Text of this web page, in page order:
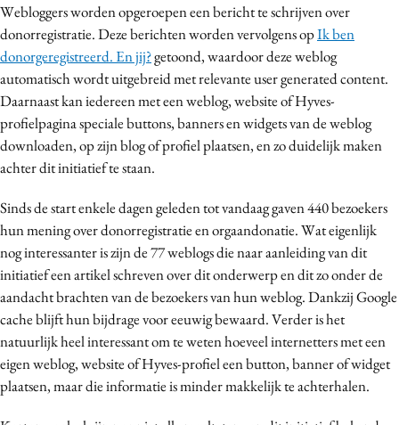
Martech
Media
Merkstrategie
PR
Programmatic
Purpose Marketing
Reputatie & crisis
Webloggers worden opgeroepen een bericht te schrijven over
donorregistratie. Deze berichten worden vervolgens opIk ben
donorgeregistreerd. En jij?getoond, waardoor deze weblog
automatisch wordt uitgebreid met relevante user generated content.
Daarnaast kan iedereen met een weblog, website of Hyves-
profielpagina speciale buttons, banners en widgets van de weblog
downloaden, op zijn blog of profiel plaatsen, en zo duidelijk maken
achter dit initiatief te staan.
Sinds de start enkele dagen geleden tot vandaag gaven 440 bezoekers
hun mening over donorregistratie en orgaandonatie. Wat eigenlijk
nog interessanter is zijn de 77 weblogs die naar aanleiding van dit
initiatief een artikel schreven over dit onderwerp en dit zo onder de
aandacht brachten van de bezoekers van hun weblog. Dankzij Google
cache blijft hun bijdrage voor eeuwig bewaard. Verder is het
natuurlijk heel interessant om te weten hoeveel internetters met een
eigen weblog, website of Hyves-profiel een button, banner of widget
plaatsen, maar die informatie is minder makkelijk te achterhalen.